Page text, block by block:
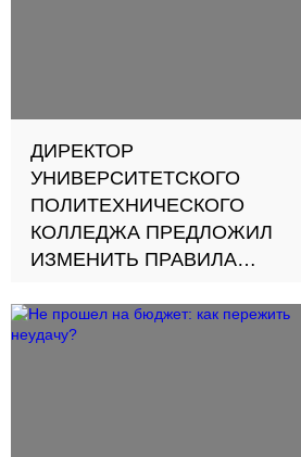
ДИРЕКТОР
УНИВЕРСИТЕТСКОГО
ПОЛИТЕХНИЧЕСКОГО
КОЛЛЕДЖА ПРЕДЛОЖИЛ
ИЗМЕНИТЬ ПРАВИЛА
ОЛИМПИАДНИКОВ
Об этом Роман Байбиков